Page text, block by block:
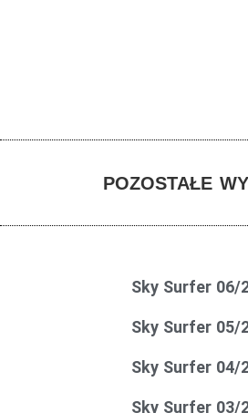
POZOSTAŁE
Sky Surfer 06/
Sky Surfer 05/
Sky Surfer 04/
Sky Surfer 03/